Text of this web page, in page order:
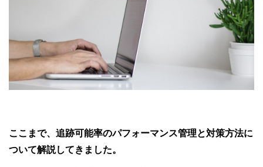
ここまで、追跡可能率のパフォーマンス管理と対策方法に
ついて解説してきました。